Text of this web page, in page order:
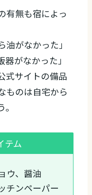
有無も宿によっ
油がなかった」
器がなかった」
式サイトの備品
ものは自宅から
テム
ウ、醤油
チンペーパー